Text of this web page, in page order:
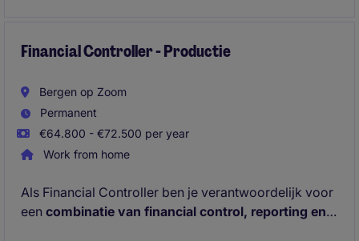
verzorgt dat financiële informatie tijdig, volledig en
besluitvorming.
Financial Controller - Productie
Bergen op Zoom
Permanent
€64.800 - €72.500 per year
Work from home
Als Financial Controller ben je verantwoordelijk voor
een combinatie van financial control, reporting en